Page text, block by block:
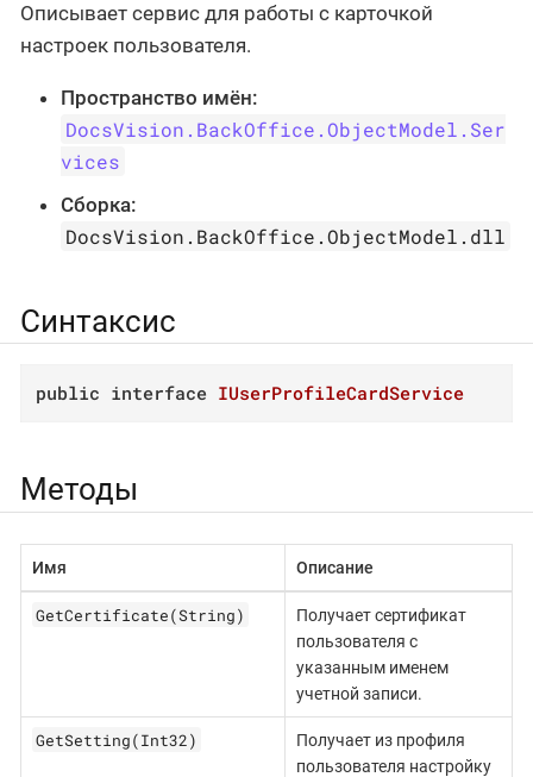
Описывает сервис для работы с карточкой
настроек пользователя.
Пространство имён:
DocsVision.BackOffice.ObjectModel.Ser
vices
Сборка:
DocsVision.BackOffice.ObjectModel.dll
Синтаксис
public interface IUserProfileCardService
Методы
Имя Описание
GetCertificate(String)
Получает сертификат
пользователя с
указанным именем
учетной записи.
GetSetting(Int32)
Получает из профиля
пользователя настройку